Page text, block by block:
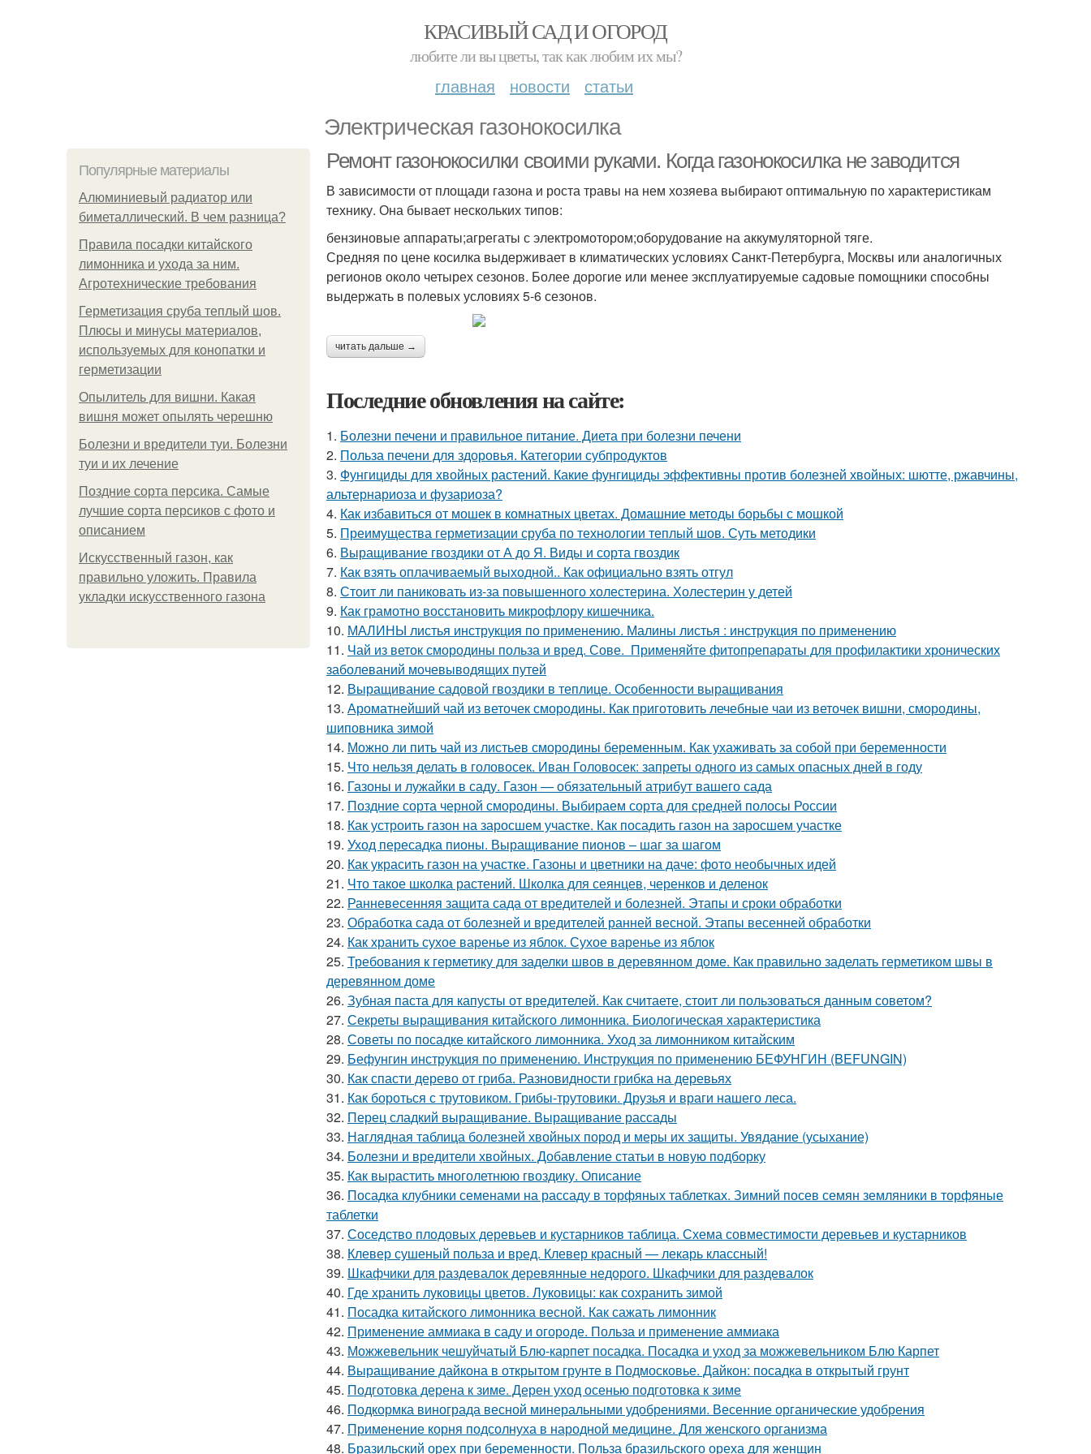
КРАСИВЫЙ САД И ОГОРОД
любите ли вы цветы, так как любим их мы?
главная новости статьи
Электрическая газонокосилка
Популярные материалы
Алюминиевый радиатор или
биметаллический. В чем разница?
Правила посадки китайского
лимонника и ухода за ним.
Агротехнические требования
Герметизация сруба теплый шов.
Плюсы и минусы материалов,
используемых для конопатки и
герметизации
Опылитель для вишни. Какая
вишня может опылять черешню
Болезни и вредители туи. Болезни
туи и их лечение
Поздние сорта персика. Самые
лучшие сорта персиков с фото и
описанием
Искусственный газон, как
правильно уложить. Правила
укладки искусственного газона
Ремонт газонокосилки своими руками. Когда газонокосилка не заводится
В зависимости от площади газона и роста травы на нем хозяева выбирают оптимальную по характеристикам
технику. Она бывает нескольких типов:
бензиновые аппараты;агрегаты с электромотором;оборудование на аккумуляторной тяге.
Средняя по цене косилка выдерживает в климатических условиях Санкт-Петербурга, Москвы или аналогичных
регионов около четырех сезонов. Более дорогие или менее эксплуатируемые садовые помощники способны
выдержать в полевых условиях 5-6 сезонов.
читать дальше →
Последние обновления на сайте:
1. Болезни печени и правильное питание. Диета при болезни печени
2. Польза печени для здоровья. Категории субпродуктов
3. Фунгициды для хвойных растений. Какие фунгициды эффективны против болезней хвойных: шютте, ржавчины,
альтернариоза и фузариоза?
4. Как избавиться от мошек в комнатных цветах. Домашние методы борьбы с мошкой
5. Преимущества герметизации сруба по технологии теплый шов. Суть методики
6. Выращивание гвоздики от А до Я. Виды и сорта гвоздик
7. Как взять оплачиваемый выходной.. Как официально взять отгул
8. Стоит ли паниковать из-за повышенного холестерина. Холестерин у детей
9. Как грамотно восстановить микрофлору кишечника.
10. МАЛИНЫ листья инструкция по применению. Малины листья : инструкция по применению
11. Чай из веток смородины польза и вред. Сове. Применяйте фитопрепараты для профилактики хронических
заболеваний мочевыводящих путей
12. Выращивание садовой гвоздики в теплице. Особенности выращивания
13. Ароматнейший чай из веточек смородины. Как приготовить лечебные чаи из веточек вишни, смородины,
шиповника зимой
14. Можно ли пить чай из листьев смородины беременным. Как ухаживать за собой при беременности
15. Что нельзя делать в головосек. Иван Головосек: запреты одного из самых опасных дней в году
16. Газоны и лужайки в саду. Газон — обязательный атрибут вашего сада
17. Поздние сорта черной смородины. Выбираем сорта для средней полосы России
18. Как устроить газон на заросшем участке. Как посадить газон на заросшем участке
19. Уход пересадка пионы. Выращивание пионов – шаг за шагом
20. Как украсить газон на участке. Газоны и цветники на даче: фото необычных идей
21. Что такое школка растений. Школка для сеянцев, черенков и деленок
22. Ранневесенняя защита сада от вредителей и болезней. Этапы и сроки обработки
23. Обработка сада от болезней и вредителей ранней весной. Этапы весенней обработки
24. Как хранить сухое варенье из яблок. Сухое варенье из яблок
25. Требования к герметику для заделки швов в деревянном доме. Как правильно заделать герметиком швы в
деревянном доме
26. Зубная паста для капусты от вредителей. Как считаете, стоит ли пользоваться данным советом?
27. Секреты выращивания китайского лимонника. Биологическая характеристика
28. Советы по посадке китайского лимонника. Уход за лимонником китайским
29. Бефунгин инструкция по применению. Инструкция по применению БЕФУНГИН (BEFUNGIN)
30. Как спасти дерево от гриба. Разновидности грибка на деревьях
31. Как бороться с трутовиком. Грибы-трутовики. Друзья и враги нашего леса.
32. Перец сладкий выращивание. Выращивание рассады
33. Наглядная таблица болезней хвойных пород и меры их защиты. Увядание (усыхание)
34. Болезни и вредители хвойных. Добавление статьи в новую подборку
35. Как вырастить многолетнюю гвоздику. Описание
36. Посадка клубники семенами на рассаду в торфяных таблетках. Зимний посев семян земляники в торфяные
таблетки
37. Соседство плодовых деревьев и кустарников таблица. Схема совместимости деревьев и кустарников
38. Клевер сушеный польза и вред. Клевер красный — лекарь классный!
39. Шкафчики для раздевалок деревянные недорого. Шкафчики для раздевалок
40. Где хранить луковицы цветов. Луковицы: как сохранить зимой
41. Посадка китайского лимонника весной. Как сажать лимонник
42. Применение аммиака в саду и огороде. Польза и применение аммиака
43. Можжевельник чешуйчатый Блю-карпет посадка. Посадка и уход за можжевельником Блю Карпет
44. Выращивание дайкона в открытом грунте в Подмосковье. Дайкон: посадка в открытый грунт
45. Подготовка дерена к зиме. Дерен уход осенью подготовка к зиме
46. Подкормка винограда весной минеральными удобрениями. Весенние органические удобрения
47. Применение корня подсолнуха в народной медицине. Для женского организма
48. Бразильский орех при беременности. Польза бразильского ореха для женщин